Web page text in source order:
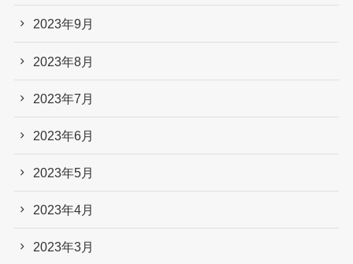
2023年9月
2023年8月
2023年7月
2023年6月
2023年5月
2023年4月
2023年3月